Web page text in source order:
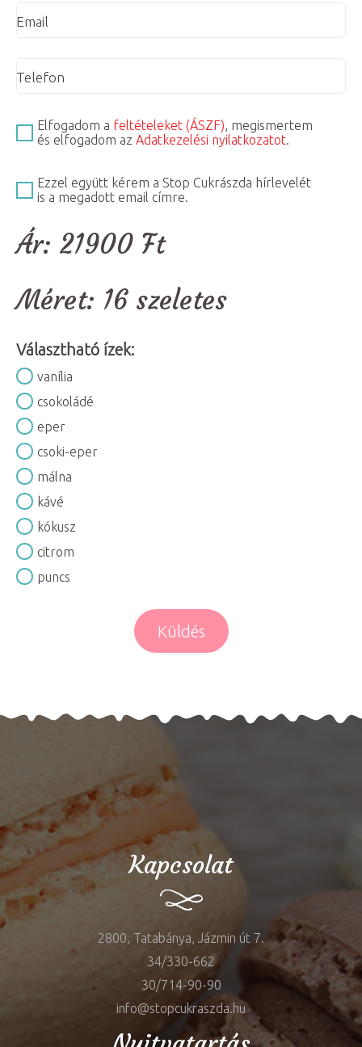
Email
Telefon
Elfogadom a feltételeket (ÁSZF), megismertem
és elfogadom az Adatkezelési nyilatkozatot.
Ezzel együtt kérem a Stop Cukrászda hírlevelét
is a megadott email címre.
Ár: 21900 Ft
Méret: 16 szeletes
Választható ízek:
vanília
csokoládé
eper
csoki-eper
málna
kávé
kókusz
citrom
puncs
Küldés
Kapcsolat
2800, Tatabánya, Jázmin út 7.
34/330-662
30/714-90-90
info@stopcukraszda.hu